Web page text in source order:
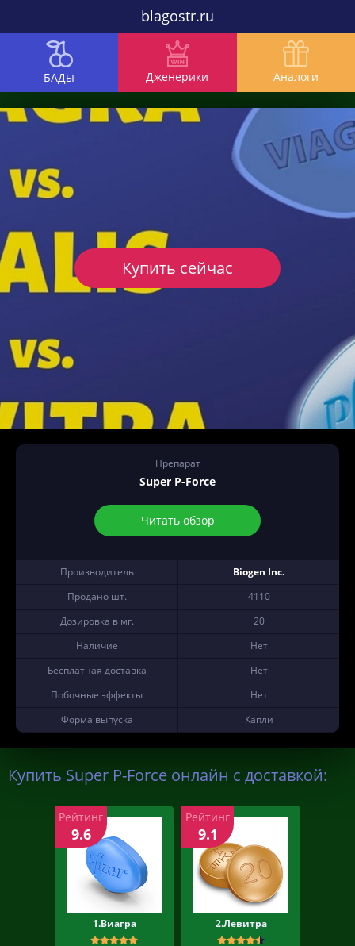
blagostr.ru
БАДы Дженерики Аналоги
Препарат
Super P-Force
Читать обзор
Производитель
Biogen Inc.
Продано шт.
4110
Дозировка в мг.
20
Наличие
Нет
Бесплатная доставка
Нет
Побочные эффекты
Нет
Форма выпуска
Капли
Купить сейчас
Купить Super P-Force онлайн с доставкой:
1.Виагра
Рейтинг
9.6
2.Левитра
Рейтинг
9.1